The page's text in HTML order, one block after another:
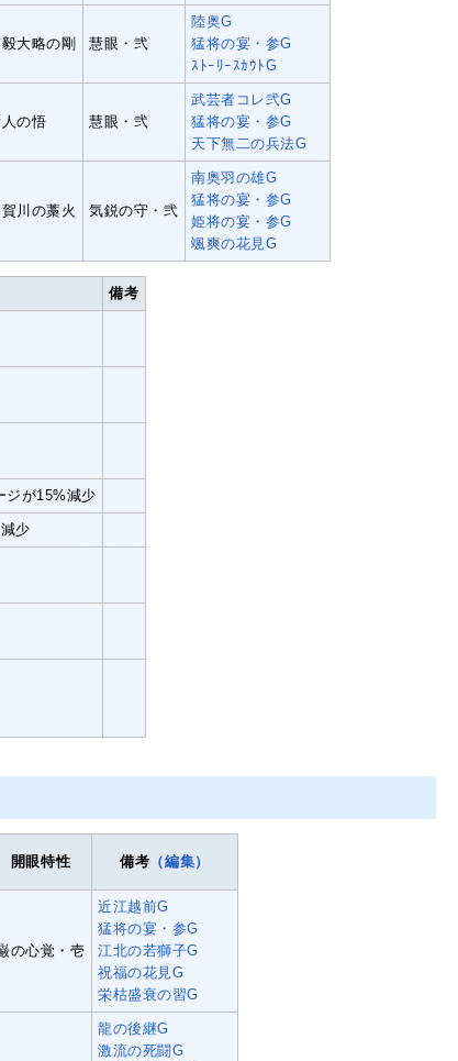
大略の剛 慧眼・弐
陸奥G
猛将の宴・参G
ｽﾄｰﾘｰｽｶｳﾄG
の悟 慧眼・弐
武芸者コレ弐G
猛将の宴・参G
天下無二の兵法G
川の藁火 気鋭の守・弐
南奥羽の雄G
猛将の宴・参G
姫将の宴・参G
颯爽の花見G
備考
ジが15%減少
少
開眼特性 備考 （編集）
の心覚・壱
近江越前G
猛将の宴・参G
江北の若獅子G
祝福の花見G
栄枯盛衰の習G
龍の後継G
激流の死闘G